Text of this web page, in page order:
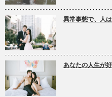
異常事態で、人
あなたの人生が